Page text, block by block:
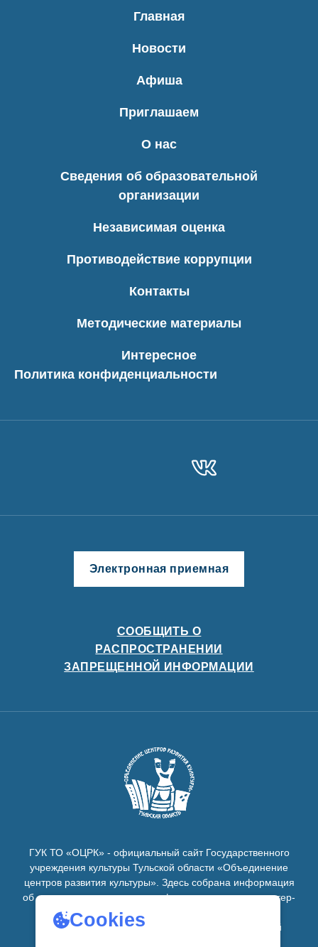
Главная
Новости
Афиша
Приглашаем
О нас
Сведения об образовательной
организации
Независимая оценка
Противодействие коррупции
Контакты
Методические материалы
Интересное
Политика конфиденциальности
СООБЩИТЬ О
РАСПРОСТРАНЕНИИ
ЗАПРЕЩЕННОЙ ИНФОРМАЦИИ
Электронная приемная
ГУК ТО «ОЦРК» - официальный сайт Государственного
учреждения культуры Тульской области «Объединение
центров развития культуры». Здесь собрана информация
об основных мероприятиях, афишах, спектаклях, мастер-
классах, семинарах, главных новостях в рамках
объединенияцентров развития культуры в Тульской
Cookies